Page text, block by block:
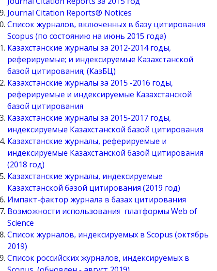
Journal Citation Reports® Notices
Cписок журналов, включенных в базу цитирования
Scopus (по состоянию на июнь 2015 года)
Казахстанские журналы за 2012-2014 годы,
реферируемые; и индексируемые Казахстанской
базой цитирования; (КазБЦ)
Казахстанские журналы за 2015 -2016 годы,
реферируемые и индексируемые Казахстанской
базой цитирования
Казахстанские журналы за 2015-2017 годы,
индексируемые Казахстанской базой цитирования
Казахстанские журналы, реферируемые и
индексируемые Казахстанской базой цитирования
(2018 год)
Казахстанские журналы, индексируемые
Казахстанской базой цитирования (2019 год)
Импакт-фактор журнала в базах цитирования
Возможности использования платформы Web of
Science
Список журналов, индексируемых в Scopus (октябрь
2019)
Список российских журналов, индексируемых в